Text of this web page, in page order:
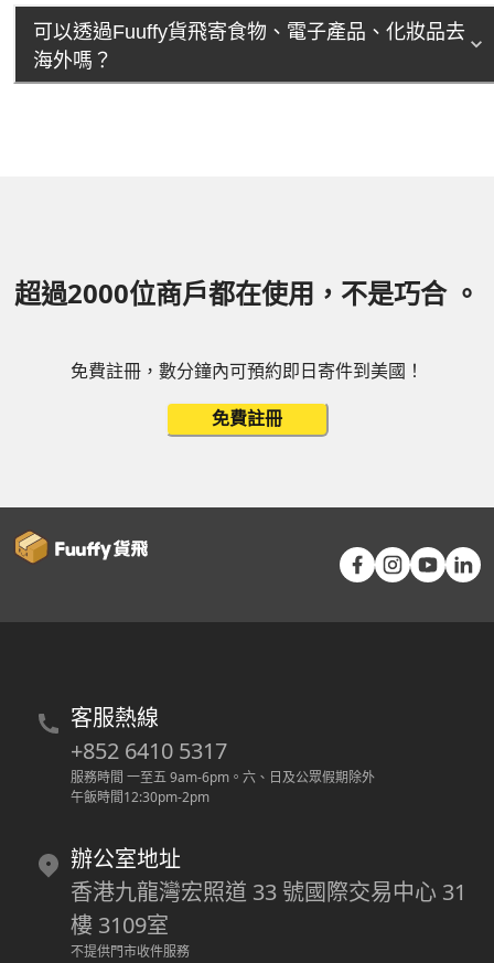
可以透過Fuuffy貨飛寄食物、電子產品、化妝品去
海外嗎？
超過2000位商戶都在使用，不是巧合 。
免費註冊，數分鐘內可預約即日寄件到美國！
免費註冊
客服熱線
+852 6410 5317
服務時間 一至五 9am-6pm 。 六、日及公眾假期除外
午飯時間12:30pm-2pm
辦公室地址
香港九龍灣宏照道 33 號國際交易中心 31
樓 3109室
不提供門市收件服務